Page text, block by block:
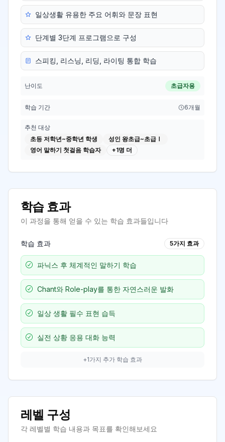
일상생활 유용한 주요 어휘와 문장 표현
단계별 3단계 프로그램으로 구성
스피킹, 리스닝, 리딩, 라이팅 통합 학습
난이도 초급자용
학습 기간 6개월
추천 대상
초등 저학년~중학년 학생
성인 왕초급~초급Ⅰ
영어 말하기 첫걸음 학습자
+1명 더
학습 효과
이 과정을 통해 얻을 수 있는 학습 효과들입니다
학습 효과 5가지 효과
파닉스 후 체계적인 말하기 학습
Chant와 Role-play를 통한 자연스러운 발화
일상 생활 필수 표현 습득
실전 상황 응용 대화 능력
+1가지 추가 학습 효과
레벨 구성
각 레벨별 학습 내용과 목표를 확인해보세요